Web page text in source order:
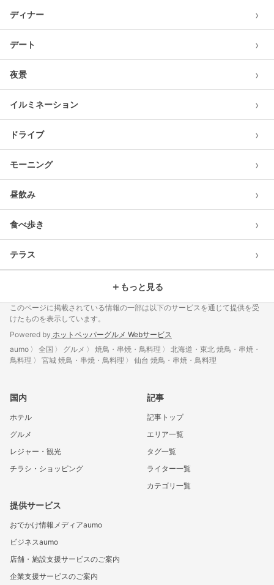
ディナー ›
デート ›
夜景 ›
イルミネーション ›
ドライブ ›
モーニング ›
昼飲み ›
食べ歩き ›
テラス ›
＋ もっと見る
このページに掲載されている情報の一部は以下のサービスを通じて提供を受
けたものを表示しています。
Powered by ホットペッパーグルメ Webサービス
aumo
全国 グルメ 焼鳥・串焼・鳥料理
北海道・東北 焼鳥・串焼・
鳥料理
宮城 焼鳥・串焼・鳥料理 仙台 焼鳥・串焼・鳥料理
国内
ホテル
グルメ
レジャー・観光
チラシ・ショッピング
記事
記事トップ
エリア一覧
タグ一覧
ライター一覧
カテゴリ一覧
提供サービス
おでかけ情報メディアaumo
ビジネスaumo
店舗・施設支援サービスのご案内
企業支援サービスのご案内